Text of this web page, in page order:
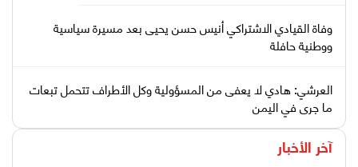
وفاة القيادي الاشتراكي أنيس حسن يحيى بعد مسيرة سياسية
ووطنية حافلة
العرشي: هادي لا يعفى من المسؤولية وكل الأطراف تتحمل تبعات
ما جرى في اليمن
آخر الأخبار